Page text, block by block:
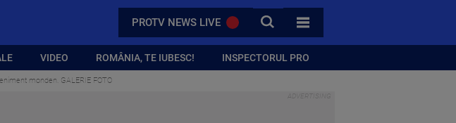
PROTV NEWS LIVE CAUTA
TOATE CATEGORIILE
VIDEO ROMÂNIA, TE IUBESC! INSPECTORUL PRO
monden. GALERIE FOTO